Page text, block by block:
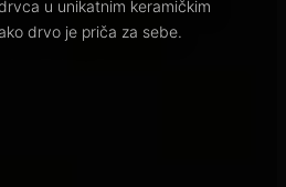
u unikatnim keramičkim
drvo je priča za sebe.